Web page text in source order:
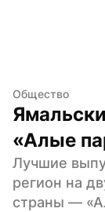
Общество
«Алые
Лучшие
регион на
страны —